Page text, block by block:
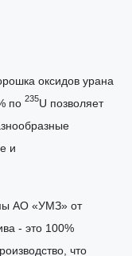
оксидов урана
по 235U позволяет
и
АО «УМЗ» от
- это 100%
что